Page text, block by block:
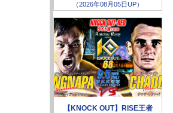
（2026年08月05日UP）
【KNOCK OUT】RISE王者